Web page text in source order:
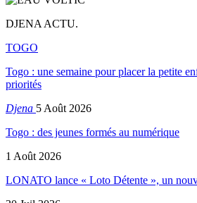
DJENA ACTU.
TOGO
Togo : une semaine pour placer la petite
priorités
Djena 5 Août 2026
Togo : des jeunes formés au numérique
1 Août 2026
LONATO lance « Loto Détente », un